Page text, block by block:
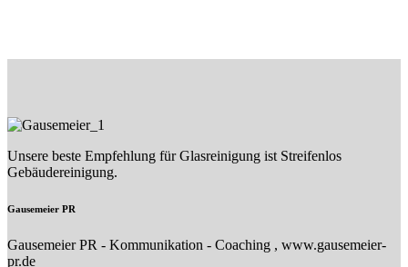
Unsere beste Empfehlung für Glasreinigung ist Streifenlos
Gebäudereinigung.
Gausemeier PR
Gausemeier PR - Kommunikation - Coaching , www.gausemeier-
pr.de